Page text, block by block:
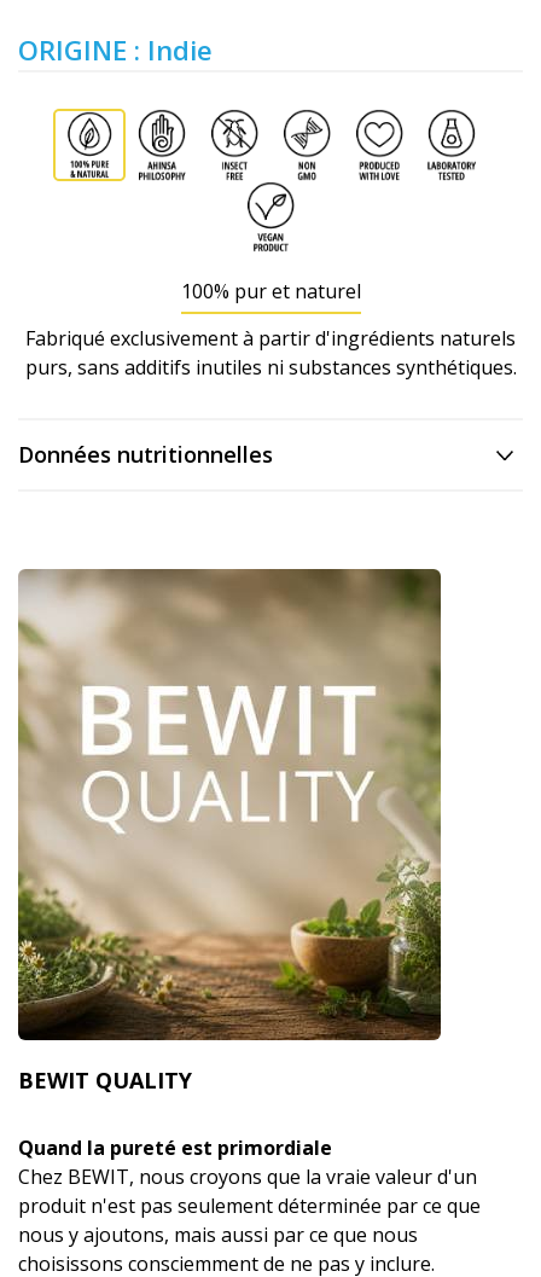
ORIGINE : Indie
100% pur et naturel
Fabriqué exclusivement à partir d'ingrédients naturels
purs, sans additifs inutiles ni substances synthétiques.
Données nutritionnelles
BEWIT QUALITY
Quand la pureté est primordiale
Chez BEWIT, nous croyons que la vraie valeur d'un
produit n'est pas seulement déterminée par ce que
nous y ajoutons, mais aussi par ce que nous
choisissons consciemment de ne pas y inclure.